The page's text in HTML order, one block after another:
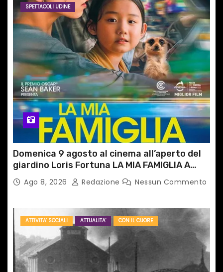
SPETTACOLI UDINE
Domenica 9 agosto al cinema all’aperto del
giardino Loris Fortuna LA MIA FAMIGLIA A
TAIPEIAgo 8, 2026 Redazione Nessun Commento
ATTIVITA' SOCIALI ATTUALITA' CON IL CUORE